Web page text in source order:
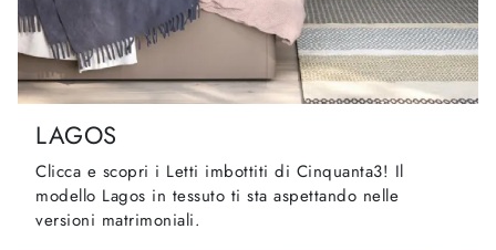
LAGOS
Clicca e scopri i Letti imbottiti di Cinquanta3! Il
modello Lagos in tessuto ti sta aspettando nelle
versioni matrimoniali.